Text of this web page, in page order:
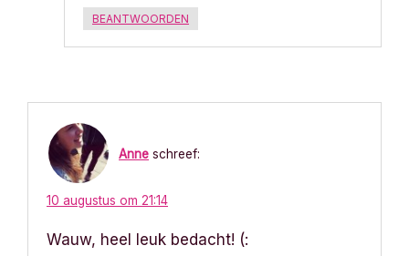
BEANTWOORDEN
Anne schreef:
10 augustus om 21:14
Wauw, heel leuk bedacht! (: